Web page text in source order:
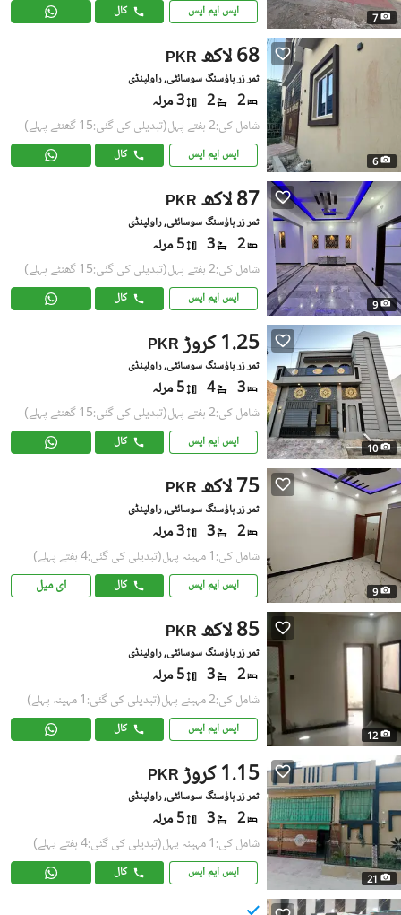
7 ایس ایم ایس کال
6
PKR 68 لاکھ
ثمر زر ہاؤسنگ سوسائٹی, راولپنڈی
2
2 3 مرلہ
شامل کی:2 ہفتے پہل (تبدیلی کی گئی:15 گھنٹے پہلے)
ایس ایم ایس کال
9
PKR 87 لاکھ
ثمر زر ہاؤسنگ سوسائٹی, راولپنڈی
2
3 5 مرلہ
شامل کی:2 ہفتے پہل (تبدیلی کی گئی:15 گھنٹے پہلے)
ایس ایم ایس کال
10
PKR 1.25 کروڑ
ثمر زر ہاؤسنگ سوسائٹی, راولپنڈی
3
4 5 مرلہ
شامل کی:2 ہفتے پہل (تبدیلی کی گئی:15 گھنٹے پہلے)
ایس ایم ایس کال
9
PKR 75 لاکھ
ثمر زر ہاؤسنگ سوسائٹی, راولپنڈی
2
3 3 مرلہ
شامل کی:1 مہینہ پہل (تبدیلی کی گئی:4 ہفتے پہلے)
ایس ایم ایس کال ای میل
12
PKR 85 لاکھ
ثمر زر ہاؤسنگ سوسائٹی, راولپنڈی
2
3 5 مرلہ
شامل کی:2 مہینے پہل (تبدیلی کی گئی:1 مہینہ پہلے)
ایس ایم ایس کال
21
PKR 1.15 کروڑ
ثمر زر ہاؤسنگ سوسائٹی, راولپنڈی
2
3 5 مرلہ
شامل کی:1 مہینہ پہل (تبدیلی کی گئی:4 ہفتے پہلے)
ایس ایم ایس کال